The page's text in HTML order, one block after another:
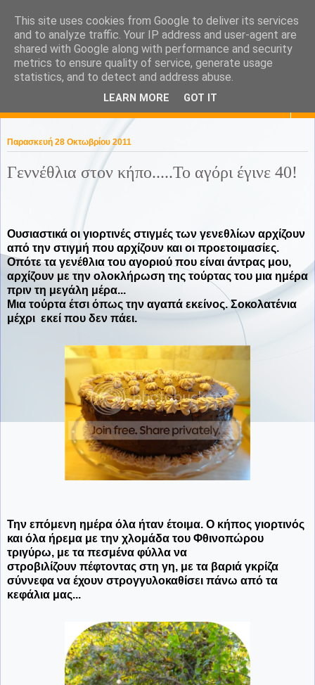
KaPa. Me without you...tea
without a biscuit!
Παρασκευή 28 Οκτωβρίου 2011
Γεννέθλια στον κήπο.....Το αγόρι έγινε 40!
Ουσιαστικά οι γιορτινές στιγμές των γενεθλίων αρχίζουν
από την στιγμή που αρχίζουν και οι προετοιμασίες.
Οπότε τα γενέθλια του αγοριού που είναι άντρας μου,
αρχίζουν με την ολοκλήρωση της τούρτας του μια ημέρα
πριν τη μεγάλη μέρα...
Μια τούρτα έτσι όπως την αγαπά εκείνος. Σοκολατένια
μέχρι εκεί που δεν πάει.
Την επόμενη ημέρα όλα ήταν έτοιμα. Ο κήπος γιορτινός
και όλα ήρεμα με την χλομάδα του Φθινοπώρου
τριγύρω, με τα πεσμένα φύλλα να
στροβιλίζουν πέφτοντας στη γη, με τα βαριά γκρίζα
σύννεφα να έχουν στρογγυλοκαθίσει πάνω από τα
κεφάλια μας...
This site uses cookies from Google to deliver its services
and to analyze traffic. Your IP address and user-agent are
shared with Google along with performance and security
metrics to ensure quality of service, generate usage
statistics, and to detect and address abuse.
LEARN MORE GOT IT